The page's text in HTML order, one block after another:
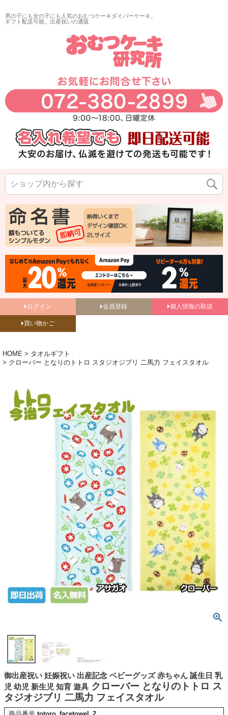
男の子にも女の子にも人気のおむつケーキダイパーケーキ。
ギフト配送可能。出産祝いの通販
ログイン 会員登録 個人情報の取扱
買い物かご
HOME
タオルギフト
クローバー となりのトトロ スタジオジブリ 二馬力 フェイスタオル
御出産祝い 妊娠祝い 出産記念 ベビーグッズ 赤ちゃん 誕生日 乳
児 幼児 新生児 知育 遊具 クローバー となりのトトロ ス
タジオジブリ 二馬力 フェイスタオル